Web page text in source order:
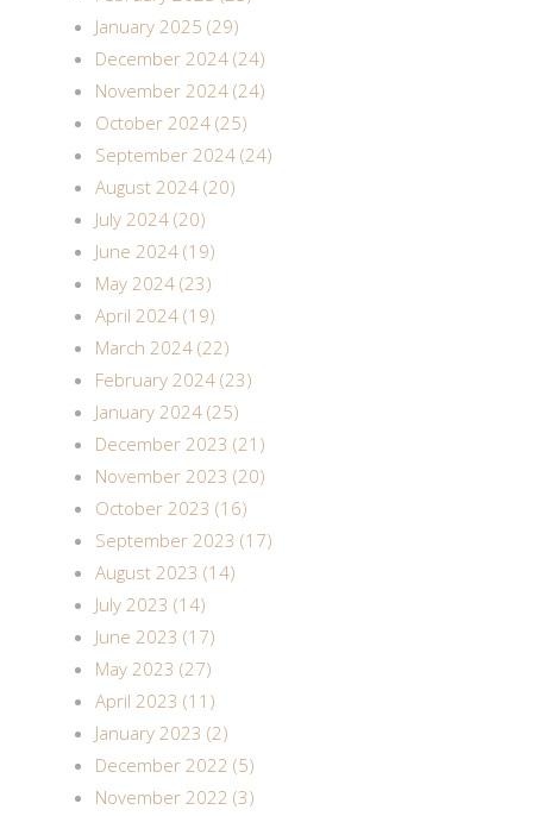
January 2025 (29)
December 2024 (24)
November 2024 (24)
October 2024 (25)
September 2024 (24)
August 2024 (20)
July 2024 (20)
June 2024 (19)
May 2024 (23)
April 2024 (19)
March 2024 (22)
February 2024 (23)
January 2024 (25)
December 2023 (21)
November 2023 (20)
October 2023 (16)
September 2023 (17)
August 2023 (14)
July 2023 (14)
June 2023 (17)
May 2023 (27)
April 2023 (11)
January 2023 (2)
December 2022 (5)
November 2022 (3)